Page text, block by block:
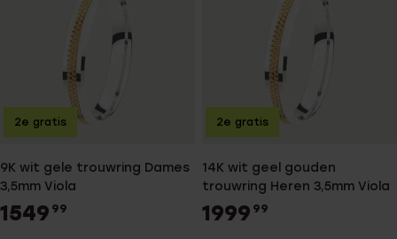
9K wit gele trouwring Dames
3,5mm Viola
1549 99
2e gratis
14K wit geel gouden
trouwring Heren 3,5mm Viola
1999 99
2e gratis